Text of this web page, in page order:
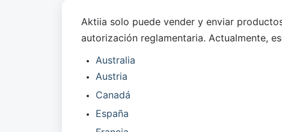
Aktiia solo puede vender y enviar
autorización reglamentaria. Actualmente,
Australia
Austria
Canadá
España